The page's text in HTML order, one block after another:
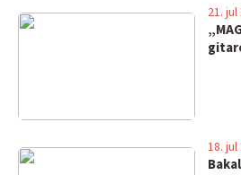
21.
18. jul